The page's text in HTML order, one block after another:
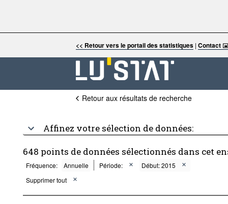
<< Retour vers le portail des statistiques |Contact
Retour aux résultats de recherche
Affinez votre sélection de données:
648 points de données sélectionnés dans cet
Fréquence: Annuelle Période:
Début: 2015
Supprimer tout